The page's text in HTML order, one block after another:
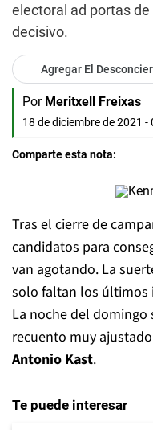
electoral ad portas
decisivo.
Agregar El
Por Meritxell Freixas
18 de diciembre de 2021 -
Comparte esta nota:
Tras el cierre de
candidatos para
van agotando. La
solo faltan los últimos
La noche del domingo
recuento muy
Antonio Kast.
Te puede interesar